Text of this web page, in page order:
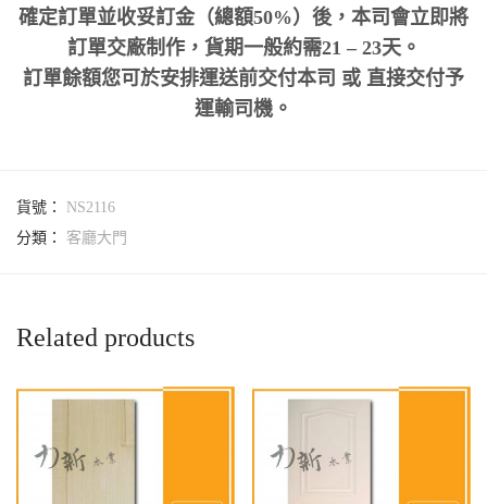
確定訂單並收妥訂金（總額50%）後，本司會立即將
訂單交廠制作，貨期一般約需21 – 23天。
訂單餘額您可於安排運送前交付本司 或 直接交付予
運輸司機。
貨號： NS2116
分類： 客廳大門
Related products